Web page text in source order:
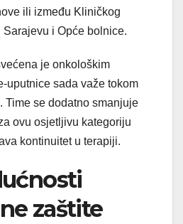
ili između Kliničkog
i Opće bolnice.
je onkološkim
uputnice sada važe tokom
Time se dodatno smanjuje
ovu osjetljivu kategoriju
kontinuitet u terapiji.
zaštite